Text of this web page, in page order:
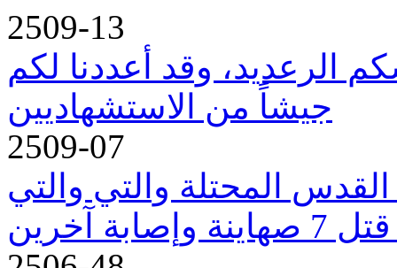
2509-13
الرعديد، وقد أعددنا لكم
جيشاً من الاستشهاديين
2509-07
المحتلة والتي والتي
آخرين